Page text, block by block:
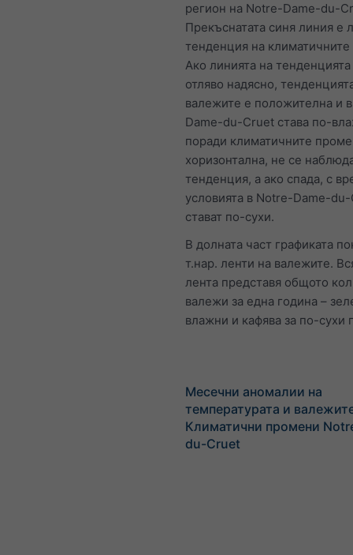
регион на Notre-Dame-du-
Прекъснатата синя линия е
тенденция на
Ако линията на тенденцията
отляво надясно,
валежите е положителна и
Dame-du-Cruet става по-
поради климатичните
хоризонтална, не се
тенденция, а ако спада, с
условията в Notre-Dame-
стават по-сухи.
В долната част графиката
т.нар. ленти на валежите.
лента представя общото
валежи за една година –
влажни и кафява за по-сухи
Месечни аномалии на
температурата и
Климатични промени
du-Cruet